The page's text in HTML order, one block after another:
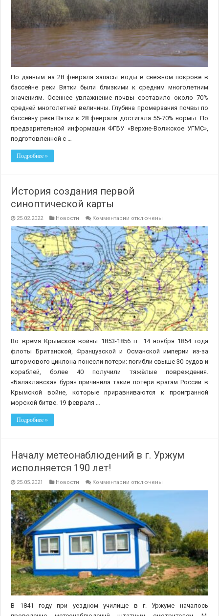
половодья
Кировской
области
в
2023
году
По данным на 28 февраля запасы воды в снежном покрове в
бассейне реки Вятки были близкими к средним многолетним
значениям. Осеннее увлажнение почвы составило около 70%
средней многолетней величины. Глубина промерзания почвы по
бассейну реки Вятки к 28 февраля достигала 55-70% нормы. По
предварительной информации ФГБУ «Верхне-Волжское УГМС»,
подготовленной с …
Подробнее »
История создания первой
синоптической карты
25.02.2022 Новости Комментарии к
История
создания
первой
синоптической
карты
отключены
Во время Крымской войны 1853-1856 гг. 14 ноября 1854 года
флоты Британской, Французской и Османской империи из-за
штормового циклона понесли потери: погибли свыше 30 судов и
кораблей, более 40 получили тяжёлые повреждения.
«Балаклавская буря» причинила такие потери врагам России в
Крымской войне, которые приравниваются к проигранной
морской битве. 19 февраля …
Подробнее »
Началу метеонаблюдений в г. Уржум
исполняется 190 лет!
25.05.2021 Новости Комментарии к
Началу
метеонаблюдений
в
г.
Уржум
исполняется
190
лет!
отключены
В 1841 году при уездном училище в г. Уржуме началось